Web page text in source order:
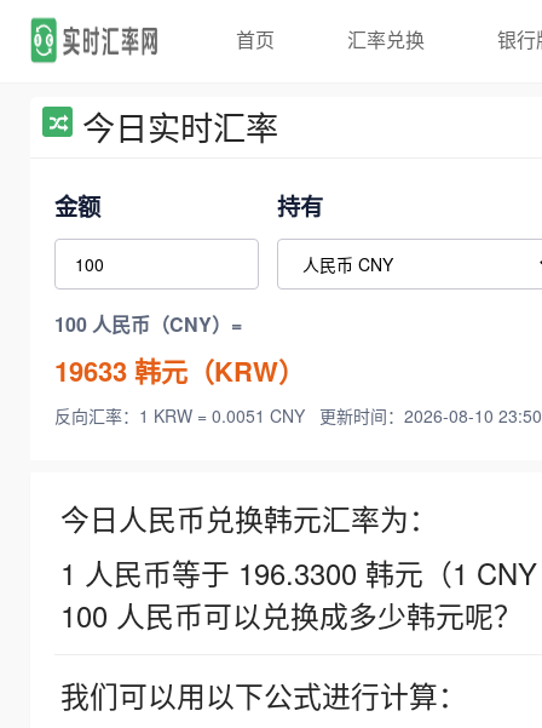
首页 汇率兑换 银行
今日实时汇率
金额 持有
100 人民币（CNY）=
19633韩元（KRW）
反向汇率：1 KRW = 0.0051 CNY 更新时间：2026-08-10
今日人民币兑换韩元汇率为：
1 人民币等于 196.3300 韩元（1
100 人民币可以兑换成多少韩元呢？
我们可以用以下公式进行计算：